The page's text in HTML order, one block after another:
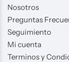
Nosotros
Preguntas
Seguimiento
Mi cuenta
Terminos y